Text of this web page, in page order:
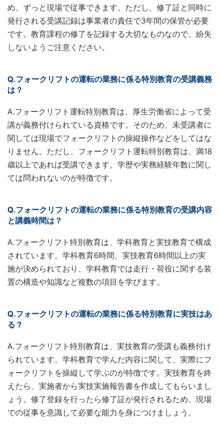
め、ずっと現場で従事できます。ただし、修了証と同時に
発行される受講記録は事業者の責任で3年間の保管が必要
です。教育課程の修了を記録する大切なものなので、紛失
しないようご注意ください。
Q.フォークリフトの運転の業務に係る特別教育の受講義務
は？
A.フォークリフト運転特別教育は、厚生労働省によって受
講が義務付けられている資格です。そのため、未受講者に
関しては現場でフォークリフトの操縦操作などをしてはな
りません。ただし、フォークリフト運転特別教育は、満18
歳以上であれば受講できます。学歴や実務経験年数に関し
ては問われないのが特徴です。
Q.フォークリフトの運転の業務に係る特別教育の受講内容
と講義時間は？
A.フォークリフト特別教育は、学科教育と実技教育で構成
されています。学科教育6時間、実技教育6時間以上の実
施が決められており、学科教育では走行・荷役に関する装
置の構造や知識など複数の項目を学びます。
Q.フォークリフトの運転の業務に係る特別教育に実技はあ
る？
A.フォークリフト特別教育は、実技教育の受講も義務付け
られています。学科教育で学んだ内容に関して、実際にフ
ォークリフトを操縦して学ぶのが特徴です。実技教育を終
えたら、実施者から実技実施報告書を作成してもらいまし
ょう。修了登録を行ったら修了証が発行されるため、現場
での従事を意識して必要な能力を身につけましょう。